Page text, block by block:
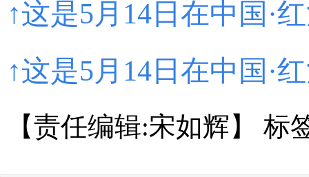
↑这是5月14日在中国·
↑这是5月14日在中国·
【责任编辑:宋如辉】 标